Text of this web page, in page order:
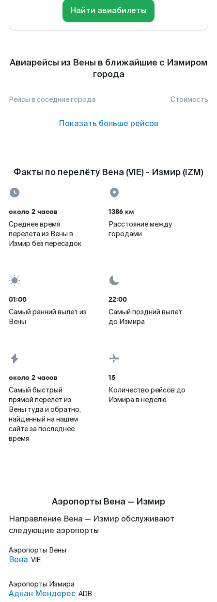
Найти авиабилеты
Авиарейсы из Вены в ближайшие с Измиром
города
Рейсы в соседние города Стоимость
Показать больше рейсов
Факты по перелёту Вена (VIE) - Измир (IZM)
около 2 часов
Среднее время
перелета из Вены в
Измир без пересадок
1386 км
Расстояние между
городами
01:00
Самый ранний вылет из
Вены
22:00
Самый поздний вылет
до Измира
около 2 часов
Самый быстрый
прямой перелет из
Вены туда и обратно,
найденный на нашем
сайте за последнее
время
15
Количество рейсов до
Измира в неделю
Аэропорты Вена — Измир
Направление Вена — Измир обслуживают
следующие аэропорты
Аэропорты Вены
Вена VIE
Аэропорты Измира
Аднан Мендерес ADB